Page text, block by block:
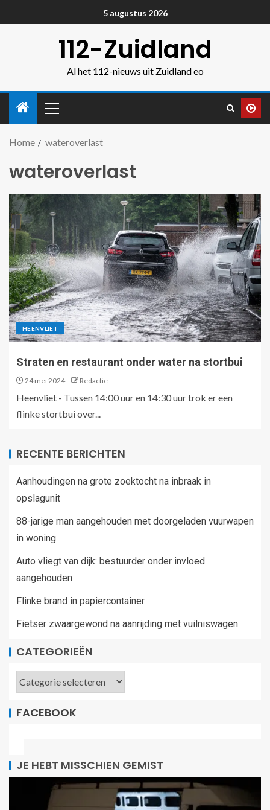
5 augustus 2026
112-Zuidland
Al het 112-nieuws uit Zuidland eo
Home wateroverlast
wateroverlast
HEENVLIET
Straten en restaurant onder water na stortbui
24 mei 2024 Redactie
Heenvliet - Tussen 14:00 uur en 14:30 uur trok er een
flinke stortbui over...
RECENTE BERICHTEN
Aanhoudingen na grote zoektocht na inbraak in
opslagunit
88-jarige man aangehouden met doorgeladen vuurwapen
in woning
Auto vliegt van dijk: bestuurder onder invloed
aangehouden
Flinke brand in papiercontainer
Fietser zwaargewond na aanrijding met vuilniswagen
CATEGORIEËN
FACEBOOK
JE HEBT MISSCHIEN GEMIST